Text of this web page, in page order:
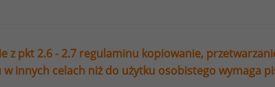
z pkt 2.6 - 2.7 regulaminu kopiowanie,
innych celach niż do użytku osobistego wymaga